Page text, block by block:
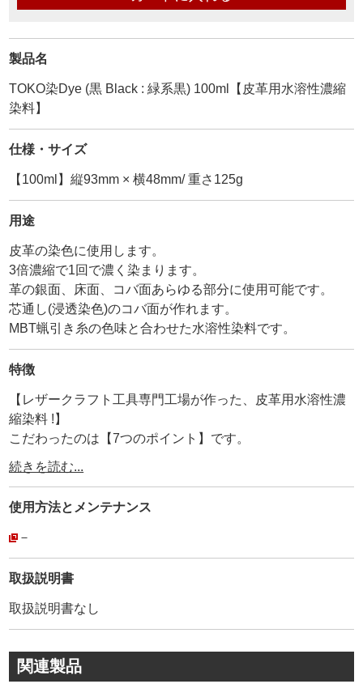
製品名
TOKO染Dye (黒 Black : 緑系黒) 100ml【皮革用水溶性濃縮
染料】
仕様・サイズ
【100ml】縦93mm × 横48mm/ 重さ125g
用途
皮革の染色に使用します。
3倍濃縮で1回で濃く染まります。
革の銀面、床面、コバ面あらゆる部分に使用可能です。
芯通し(浸透染色)のコバ面が作れます。
MBT蝋引き糸の色味と合わせた水溶性染料です。
特徴
【レザークラフト工具専門工場が作った、皮革用水溶性濃
縮染料 !】
こだわったのは【7つのポイント】です。
1. 染料を高濃度にして1回で濃く染まる
2. 染め付きが良く、抜群の発色
3. 酸っぱい匂いが無い
4. 乾燥後の玉虫色のギラつきが無い
5. 時間が経っても色落ち(退色)しない
6. 黒を3色作る
7. MBT蝋引き糸の色味に合わせた水溶性染料
開発には、国内・海外の製品全てをテストして、弊社が良
いと思う効能だけを改良して商品化しました。
レザークラフトをする上で、『こんな染料だったら良いの
に』を形にしました。
続きを読む...
使用方法と メンテナンス
－
取扱説明書
取扱説明書なし
関連製品